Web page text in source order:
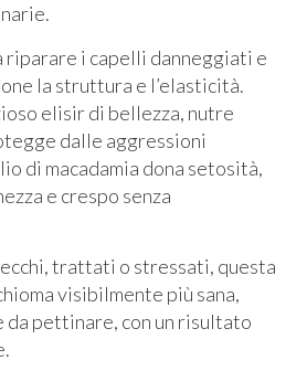
riparare i capelli danneggiati e
la struttura e l’elasticità.
elisir di bellezza, nutre
dalle aggressioni
di macadamia dona setosità,
e crespo senza
trattati o stressati, questa
visibilmente più sana,
pettinare, con un risultato